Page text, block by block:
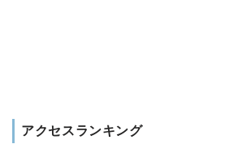
アクセスランキング